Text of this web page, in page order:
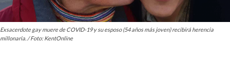
Exsacerdote gay muere de COVID-19 y su esposo (54 años más joven) recibirá herencia
millonaria. / Foto: KentOnline